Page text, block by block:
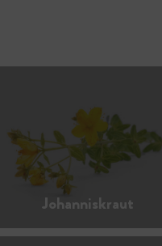
Johanniskraut